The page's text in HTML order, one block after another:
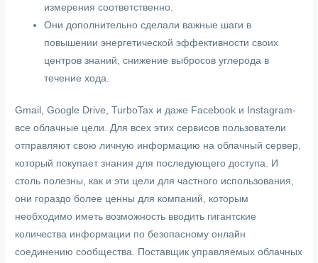
измерения соответственно.
Они дополнительно сделали важные шаги в
повышении энергетической эффективности своих
центров знаний, снижение выбросов углерода в
течение хода.
Gmail, Google Drive, TurboTax и даже Facebook и Instagram-
все облачные цели. Для всех этих сервисов пользователи
отправляют свою личную информацию на облачный сервер,
который покупает знания для последующего доступа. И
столь полезны, как и эти цели для частного использования,
они гораздо более ценны для компаний, которым
необходимо иметь возможность вводить гигантские
количества информации по безопасному онлайн
соединению сообщества. Поставщик управляемых облачных